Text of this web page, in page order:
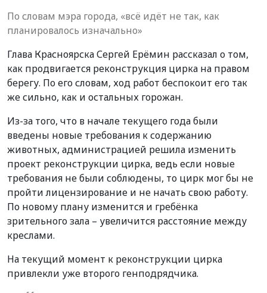
По словам мэра города, «всё идёт не так, как
планировалось изначально»
Глава Красноярска Сергей Ерёмин рассказал о том,
как продвигается реконструкция цирка на правом
берегу. По его словам, ход работ беспокоит его так
же сильно, как и остальных горожан.
Из-за того, что в начале текущего года были
введены новые требования к содержанию
животных, администрацией решила изменить
проект реконструкции цирка, ведь если новые
требования не были соблюдены, то цирк мог бы не
пройти лицензирование и не начать свою работу.
По новому плану изменится и гребёнка
зрительного зала – увеличится расстояние между
креслами.
На текущий момент к реконструкции цирка
привлекли уже второго генподрядчика.